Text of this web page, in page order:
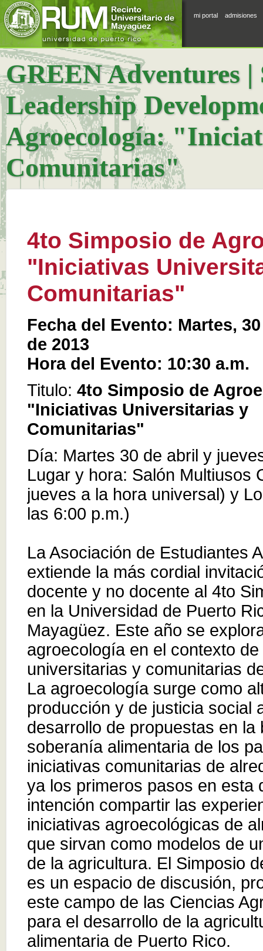
mi portal admisiones
GREEN Adventures
Leadership
Agroecología:
Comunitarias"
4to Simposio de
"Iniciativas
Comunitarias"
Fecha del Evento: Martes,
de 2013
Hora del Evento: 10:30 a.m.
Titulo:4to Simposio de
"Iniciativas Universitarias y
Comunitarias"
Día: Martes 30 de abril y
Lugar y hora: Salón Multiusos
jueves a la hora universal) y
las 6:00 p.m.)
La Asociación de Estudiantes
extiende la más cordial
docente y no docente al 4to
en la Universidad de Puerto
Mayagüez. Este año se
agroecología en el contexto
universitarias y comunitarias
La agroecología surge como
producción y de justicia social
desarrollo de propuestas en la
soberanía alimentaria de los
iniciativas comunitarias de
ya los primeros pasos en esta
intención compartir las
iniciativas agroecológicas de
que sirvan como modelos de
de la agricultura. El Simposio
es un espacio de discusión,
este campo de las Ciencias
para el desarrollo de la
alimentaria de Puerto Rico.